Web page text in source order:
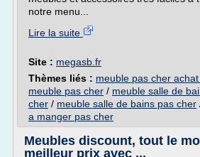
notre menu...
Lire la suite
Site : megasb.fr
Thèmes liés : meuble pas cher
meuble pas cher / meuble salle de
cher / meuble salle de bains pas cher
a manger pas cher
Meubles discount, tout le
meilleur prix avec ...